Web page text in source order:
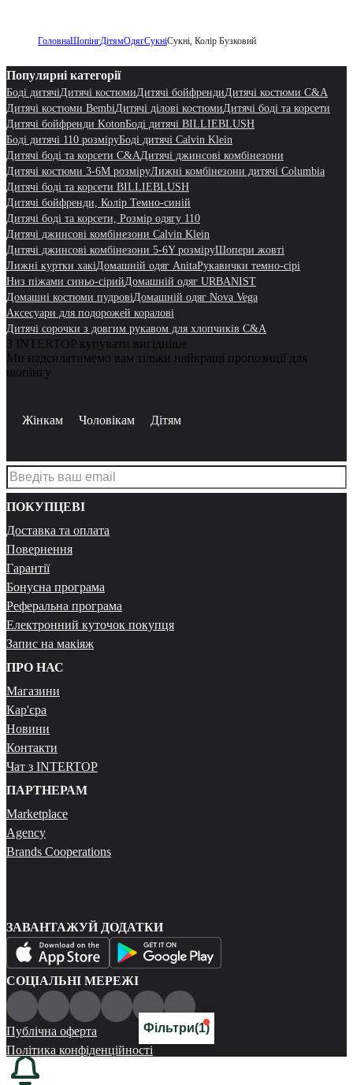
ГоловнаШопінгДітямОдягСукніСукні, Колір Бузковий
Популярні категорії
Боді дитячіДитячі костюмиДитячі бойфрендиДитячі костюми C&A
Дитячі костюми BembiДитячі ділові костюмиДитячі боді та корсети
Дитячі бойфренди KotonБоді дитячі BILLIEBLUSH
Боді дитячі 110 розміруБоді дитячі Calvin Klein
Дитячі боді та корсети C&AДитячі джинсові комбінезони
Дитячі костюми 3-6M розміруЛижні комбінезони дитячі Columbia
Дитячі боді та корсети BILLIEBLUSH
Дитячі бойфренди, Колір Темно-синій
Дитячі боді та корсети, Розмір одягу 110
Дитячі джинсові комбінезони Calvin Klein
Дитячі джинсові комбінезони 5-6Y розміруШопери жовті
Лижні куртки хакіДомашній одяг AnitaРукавички темно-сірі
Низ піжами синьо-сірийДомашній одяг URBANIST
Домашні костюми пудровіДомашній одяг Nova Vega
Аксесуари для подорожей коралові
Дитячі сорочки з довгим рукавом для хлопчиків C&A
Фільтри(1)
З INTERTOP купувати вигідніше
Ми надсилатимемо вам тільки найкращі пропозиції для
шопінгу
Жінкам Чоловікам Дітям
ПОКУПЦЕВІ
Доставка та оплата
Повернення
Гарантії
Бонусна програма
Реферальна програма
Електронний куточок покупця
Запис на макіяж
ПРО НАС
Магазини
Кар'єра
Новини
Контакти
Чат з INTERTOP
ПАРТНЕРАМ
Marketplace
Agency
Brands Cooperations
ЗАВАНТАЖУЙ ДОДАТКИ
СОЦІАЛЬНІ МЕРЕЖІ
Публічна оферта
Політика конфіденційності
Карта сайту